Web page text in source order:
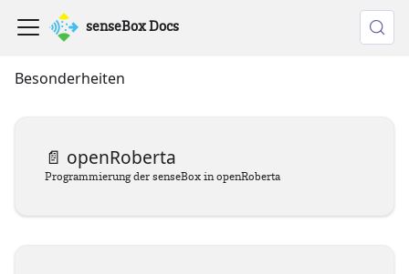
senseBox Docs
Besonderheiten
📄️ openRoberta
Programmierung der senseBox in openRoberta